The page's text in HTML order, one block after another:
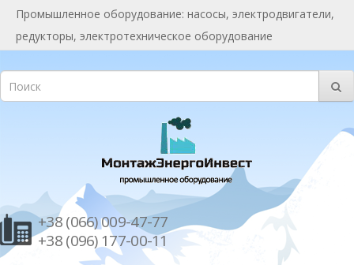
Промышленное оборудование: насосы, электродвигатели,
редукторы, электротехническое оборудование
+38 (066) 009-47-77
+38 (096) 177-00-11